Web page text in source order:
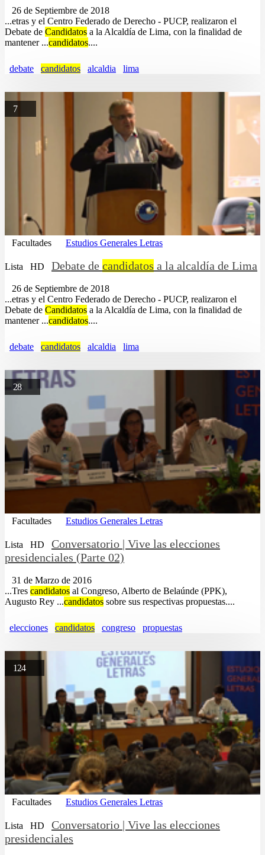
26 de Septiembre de 2018
...etras y el Centro Federado de Derecho - PUCP, realizaron el
Debate de Candidatos a la Alcaldía de Lima, con la finalidad de
mantener ...candidatos....
debate candidatos alcaldia lima
7
Facultades Estudios Generales Letras
Lista HD Debate de candidatos a la alcaldía de Lima
26 de Septiembre de 2018
...etras y el Centro Federado de Derecho - PUCP, realizaron el
Debate de Candidatos a la Alcaldía de Lima, con la finalidad de
mantener ...candidatos....
debate candidatos alcaldia lima
28
Facultades Estudios Generales Letras
Lista HD
Conversatorio | Vive las elecciones
presidenciales (Parte 02)
31 de Marzo de 2016
...Tres candidatos al Congreso, Alberto de Belaúnde (PPK),
Augusto Rey ...candidatos sobre sus respectivas propuestas....
elecciones candidatos congreso propuestas
124
Facultades Estudios Generales Letras
Lista HD
Conversatorio | Vive las elecciones
presidenciales